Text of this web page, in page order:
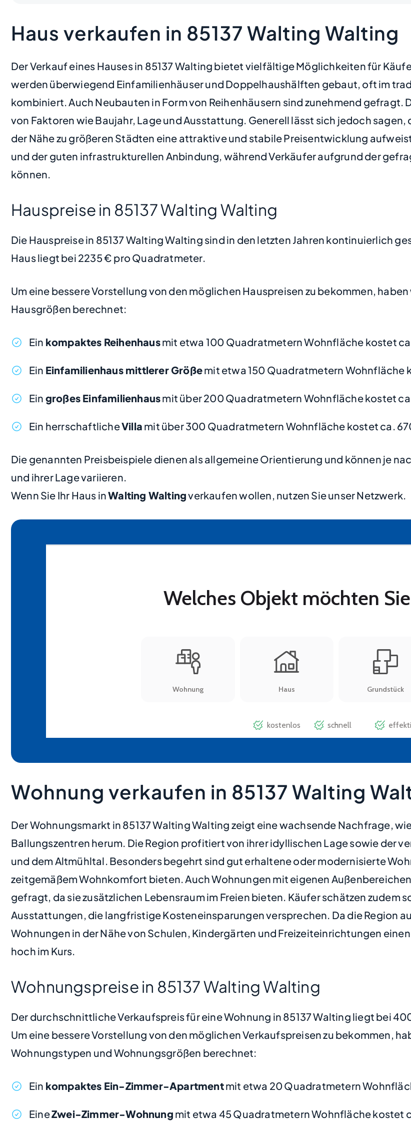
Haus verkaufen in 85137 Walting Walting
Der Verkauf eines Hauses in 85137 Walting bietet vielfältige Möglichkeiten für
werden überwiegend Einfamilienhäuser und Doppelhaushälften gebaut, oft im
kombiniert. Auch Neubauten in Form von Reihenhäusern sind zunehmend gefragt.
von Faktoren wie Baujahr, Lage und Ausstattung. Generell lässt sich jedoch
der Nähe zu größeren Städten eine attraktive und stabile Preisentwicklung
und der guten infrastrukturellen Anbindung, während Verkäufer aufgrund der
können.
Hauspreise in 85137 Walting Walting
Die Hauspreise in 85137 Walting Walting sind in den letzten Jahren kontinuierlich
Haus liegt bei 2235 € pro Quadratmeter.
Um eine bessere Vorstellung von den möglichen Hauspreisen zu bekommen,
Hausgrößen berechnet:
Ein kompaktes Reihenhausmit etwa 100 Quadratmetern Wohnfläche kostet
Ein Einfamilienhaus mittlerer Größemit etwa 150 Quadratmetern Wohnfläche
Ein großes Einfamilienhausmit über 200 Quadratmetern Wohnfläche kostet
Ein herrschaftlicheVilla mit über 300 Quadratmetern Wohnfläche kostet ca.
Die genannten Preisbeispiele dienen als allgemeine Orientierung und können je
und ihrer Lage variieren.
Wenn Sie Ihr Haus inWalting Waltingverkaufen wollen, nutzen Sie unser Netzwerk.
Wohnung verkaufen in 85137 Walting
Der Wohnungsmarkt in 85137 Walting Walting zeigt eine wachsende Nachfrage,
Ballungszentren herum. Die Region profitiert von ihrer idyllischen Lage sowie der
und dem Altmühltal. Besonders begehrt sind gut erhaltene oder modernisierte
zeitgemäßem Wohnkomfort bieten. Auch Wohnungen mit eigenen
gefragt, da sie zusätzlichen Lebensraum im Freien bieten. Käufer schätzen zudem
Ausstattungen, die langfristige Kosteneinsparungen versprechen. Da die Region
Wohnungen in der Nähe von Schulen, Kindergärten und Freizeiteinrichtungen
hoch im Kurs.
Wohnungspreise in 85137 Walting Walting
Der durchschnittliche Verkaufspreis für eine Wohnung in 85137 Walting liegt bei
Um eine bessere Vorstellung von den möglichen Verkaufspreisen zu bekommen,
Wohnungstypen und Wohnungsgrößen berechnet:
Ein kompaktes Ein-Zimmer-Apartmentmit etwa 20 Quadratmetern
EineZwei-Zimmer-Wohnung mit etwa 45 Quadratmetern Wohnfläche kostet